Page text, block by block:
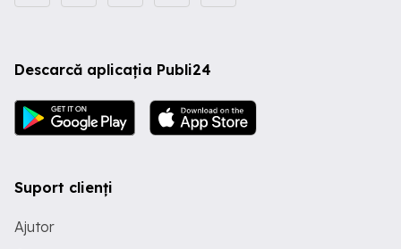
Descarcă aplicația Publi24
Suport clienți
Ajutor